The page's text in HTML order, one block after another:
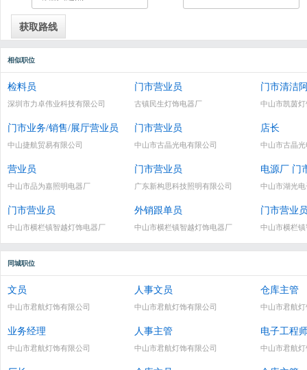
相似职位
检料员
深圳市力卓伟业科技有限公司
门市营业员
古镇民生灯饰电器厂
门市清洁
中山市凯茵
门市业务/销售/展厅营业员
中山捷航贸易有限公司
门市营业员
中山市古晶光电有限公司
店长
中山市古晶
营业员
中山市品为嘉照明电器厂
门市营业员
广东新构思科技照明有限公司
电源厂 门
中山市湖光
门市营业员
中山市横栏镇智越灯饰电器厂
外销跟单员
中山市横栏镇智越灯饰电器厂
门市营业
中山市横栏
同城职位
文员
中山市君航灯饰有限公司
人事文员
中山市君航灯饰有限公司
仓库主管
中山市君航
业务经理
中山市君航灯饰有限公司
人事主管
中山市君航灯饰有限公司
电子工程
中山市君航